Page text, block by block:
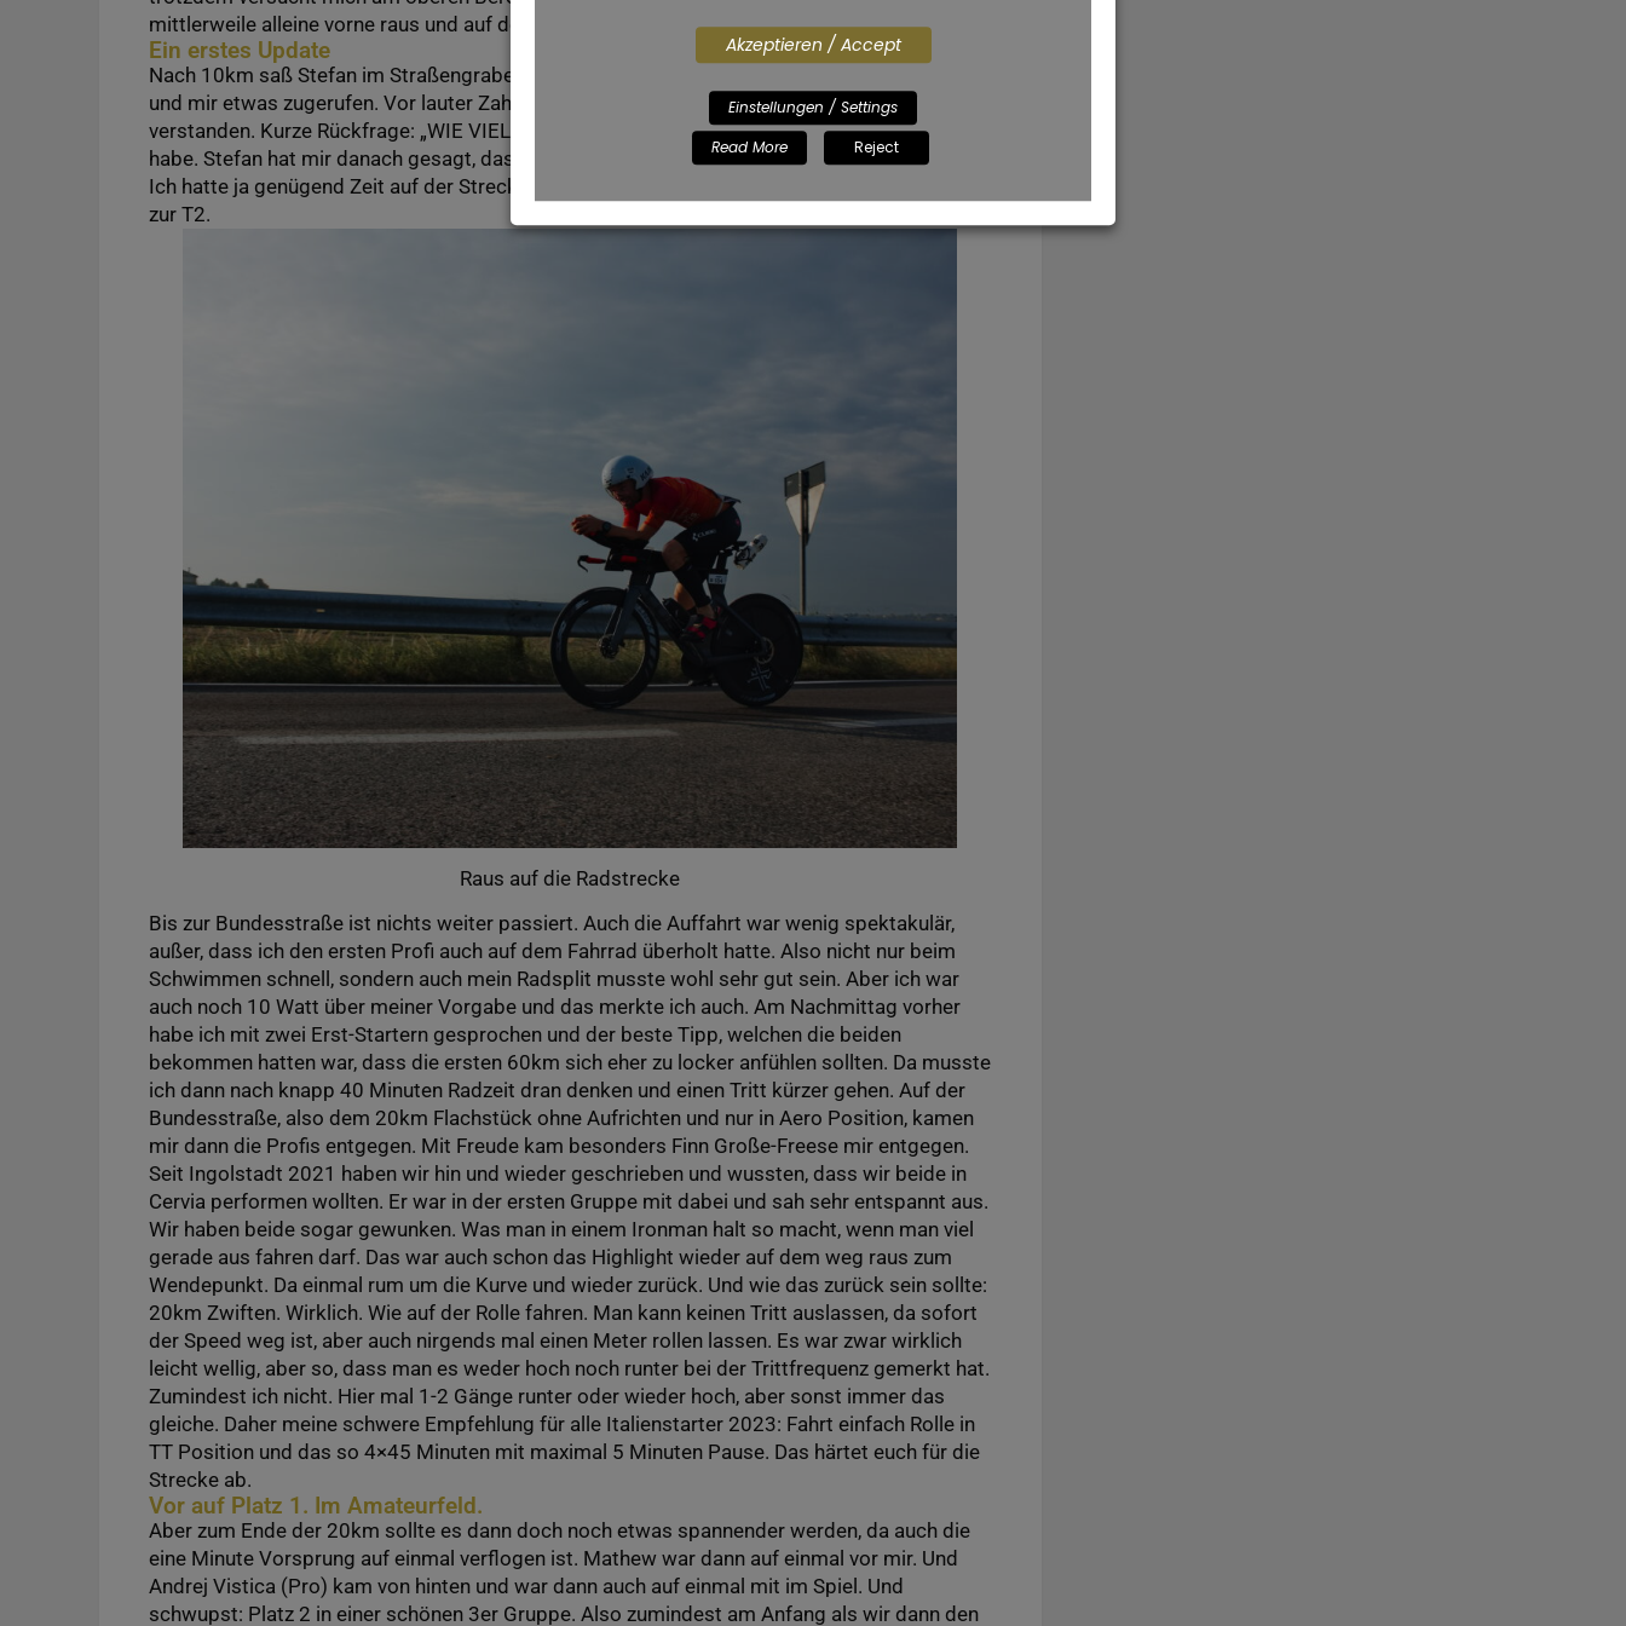
mittlerweile alleine vorne raus und auf der Verfolgung von Amateur-Platz 1.
Ein erstes Update
Nach 10km saß Stefan im Straßengraben und hat ein paar wirklich schöne Fotos gemacht
und mir etwas zugerufen. Vor lauter Zahlen und schnell Fahren habe ich aber nur Platz 1 ist 1
verstanden. Kurze Rückfrage: „WIE VIEL?“. Also alles in Caps, weil ich wirklich geschrien
habe. Stefan hat mir danach gesagt, dass er mir den Abstand auf Platz 1 durchgerufen hat.
Ich hatte ja genügend Zeit auf der Strecke darüber nachzudenken. Es waren noch 170km bis
zur T2.
Raus auf die Radstrecke
Bis zur Bundesstraße ist nichts weiter passiert. Auch die Auffahrt war wenig spektakulär,
außer, dass ich den ersten Profi auch auf dem Fahrrad überholt hatte. Also nicht nur beim
Schwimmen schnell, sondern auch mein Radsplit musste wohl sehr gut sein. Aber ich war
auch noch 10 Watt über meiner Vorgabe und das merkte ich auch. Am Nachmittag vorher
habe ich mit zwei Erst-Startern gesprochen und der beste Tipp, welchen die beiden
bekommen hatten war, dass die ersten 60km sich eher zu locker anfühlen sollten. Da musste
ich dann nach knapp 40 Minuten Radzeit dran denken und einen Tritt kürzer gehen. Auf der
Bundesstraße, also dem 20km Flachstück ohne Aufrichten und nur in Aero Position, kamen
mir dann die Profis entgegen. Mit Freude kam besonders Finn Große-Freese mir entgegen.
Seit Ingolstadt 2021 haben wir hin und wieder geschrieben und wussten, dass wir beide in
Cervia performen wollten. Er war in der ersten Gruppe mit dabei und sah sehr entspannt aus.
Wir haben beide sogar gewunken. Was man in einem Ironman halt so macht, wenn man viel
gerade aus fahren darf. Das war auch schon das Highlight wieder auf dem weg raus zum
Wendepunkt. Da einmal rum um die Kurve und wieder zurück. Und wie das zurück sein sollte:
20km Zwiften. Wirklich. Wie auf der Rolle fahren. Man kann keinen Tritt auslassen, da sofort
der Speed weg ist, aber auch nirgends mal einen Meter rollen lassen. Es war zwar wirklich
leicht wellig, aber so, dass man es weder hoch noch runter bei der Trittfrequenz gemerkt hat.
Zumindest ich nicht. Hier mal 1-2 Gänge runter oder wieder hoch, aber sonst immer das
gleiche. Daher meine schwere Empfehlung für alle Italienstarter 2023: Fahrt einfach Rolle in
TT Position und das so 4×45 Minuten mit maximal 5 Minuten Pause. Das härtet euch für die
Strecke ab.
Vor auf Platz 1. Im Amateurfeld.
Aber zum Ende der 20km sollte es dann doch noch etwas spannender werden, da auch die
eine Minute Vorsprung auf einmal verflogen ist. Mathew war dann auf einmal vor mir. Und
Andrej Vistica (Pro) kam von hinten und war dann auch auf einmal mit im Spiel. Und
schwupst: Platz 2 in einer schönen 3er Gruppe. Also zumindest am Anfang als wir dann den
Akzeptieren / Accept
Einstellungen / Settings
Read More
Reject